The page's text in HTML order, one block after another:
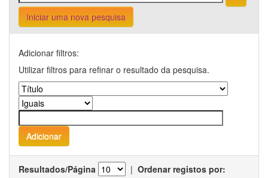
Iniciar uma nova pesquisa
Adicionar filtros:
Utilizar filtros para refinar o resultado da pesquisa.
Resultados/Página | Ordenar registos por: